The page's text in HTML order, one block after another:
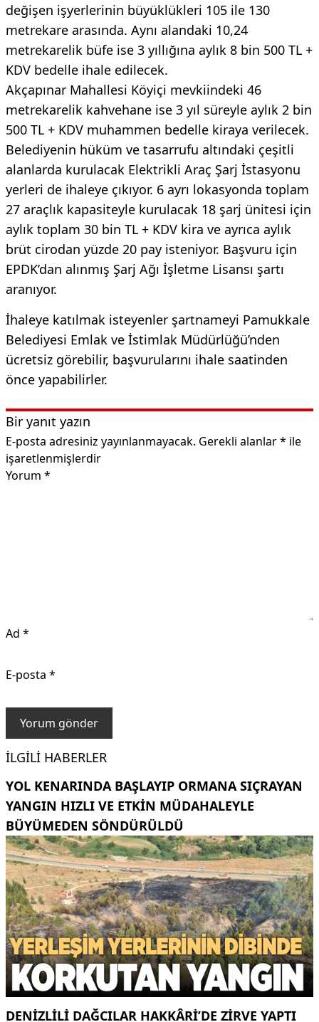
değişen işyerlerinin büyüklükleri 105 ile 130
metrekare arasında. Aynı alandaki 10,24
metrekarelik büfe ise 3 yıllığına aylık 8 bin 500 TL +
KDV bedelle ihale edilecek.
Akçapınar Mahallesi Köyiçi mevkiindeki 46
metrekarelik kahvehane ise 3 yıl süreyle aylık 2 bin
500 TL + KDV muhammen bedelle kiraya verilecek.
Belediyenin hüküm ve tasarrufu altındaki çeşitli
alanlarda kurulacak Elektrikli Araç Şarj İstasyonu
yerleri de ihaleye çıkıyor. 6 ayrı lokasyonda toplam
27 araçlık kapasiteyle kurulacak 18 şarj ünitesi için
aylık toplam 30 bin TL + KDV kira ve ayrıca aylık
brüt cirodan yüzde 20 pay isteniyor. Başvuru için
EPDK’dan alınmış Şarj Ağı İşletme Lisansı şartı
aranıyor.
İhaleye katılmak isteyenler şartnameyi Pamukkale
Belediyesi Emlak ve İstimlak Müdürlüğü’nden
ücretsiz görebilir, başvurularını ihale saatinden
önce yapabilirler.
Bir yanıt yazın
E-posta adresiniz yayınlanmayacak. Gerekli alanlar* ile
işaretlenmişlerdir
Yorum *
Ad *
E-posta *
İLGILI HABERLER
YOL KENARINDA BAŞLAYIP ORMANA SIÇRAYAN
YANGIN HIZLI VE ETKIN MÜDAHALEYLE
BÜYÜMEDEN SÖNDÜRÜLDÜ
DENIZLILI DAĞCILAR HAKKÂRI’DE ZIRVE YAPTI